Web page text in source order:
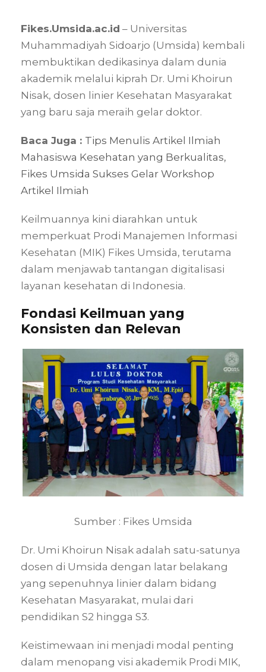
Fikes.Umsida.ac.id – Universitas
Muhammadiyah Sidoarjo (Umsida) kembali
membuktikan dedikasinya dalam dunia
akademik melalui kiprah Dr. Umi Khoirun
Nisak, dosen linier Kesehatan Masyarakat
yang baru saja meraih gelar doktor.
Baca Juga : Tips Menulis Artikel Ilmiah
Mahasiswa Kesehatan yang Berkualitas,
Fikes Umsida Sukses Gelar Workshop
Artikel Ilmiah
Keilmuannya kini diarahkan untuk
memperkuat Prodi Manajemen Informasi
Kesehatan (MIK) Fikes Umsida, terutama
dalam menjawab tantangan digitalisasi
layanan kesehatan di Indonesia.
Fondasi Keilmuan yang
Konsisten dan Relevan
Sumber : Fikes Umsida
Dr. Umi Khoirun Nisak adalah satu-satunya
dosen di Umsida dengan latar belakang
yang sepenuhnya linier dalam bidang
Kesehatan Masyarakat, mulai dari
pendidikan S2 hingga S3.
Keistimewaan ini menjadi modal penting
dalam menopang visi akademik Prodi MIK,